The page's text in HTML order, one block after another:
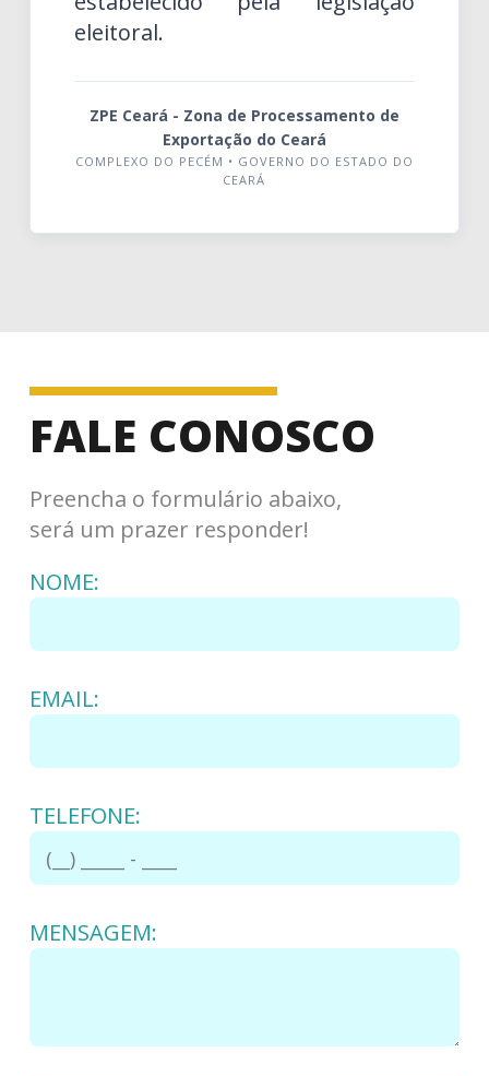
eleitoral.
ZPE Ceará - Zona de Processamento de
Exportação do Ceará
COMPLEXO DO PECÉM • GOVERNO DO ESTADO DO
CEARÁ
FALE CONOSCO
Preencha o formulário abaixo,
será um prazer responder!
NOME:
EMAIL:
TELEFONE:
MENSAGEM: